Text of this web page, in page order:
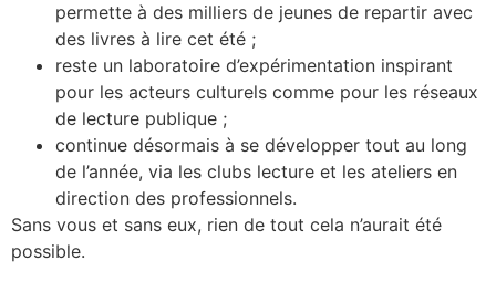
permette à des milliers de jeunes de repartir avec
des livres à lire cet été ;
reste un laboratoire d’expérimentation inspirant
pour les acteurs culturels comme pour les réseaux
de lecture publique ;
continue désormais à se développer tout au long
de l’année, via les clubs lecture et les ateliers en
direction des professionnels.
Sans vous et sans eux, rien de tout cela n’aurait été
possible.